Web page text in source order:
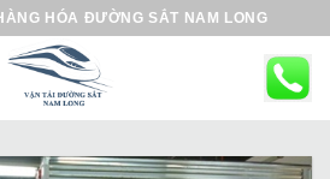
HÓA ĐƯỜNG SẮT NAM LONG